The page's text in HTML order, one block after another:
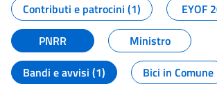
Contributi e patrocini (1)
EYOF
PNRR
Ministro
Bandi e avvisi (1)
Bici in Comune